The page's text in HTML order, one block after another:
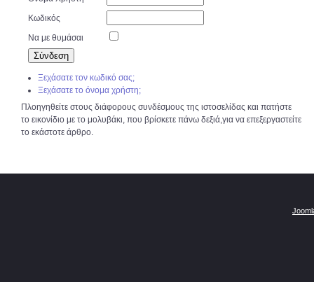
Κωδικός
Να με θυμάσαι
Ξεχάσατε τον κωδικό σας;
Ξεχάσατε το όνομα χρήστη;
Πλοηγηθείτε στους διάφορους συνδέσμους της ιστοσελίδας και πατήστε
το εικονίδιο με το μολυβάκι, που βρίσκετε πάνω δεξιά,για να επεξεργαστείτε
το εκάστοτε άρθρο.